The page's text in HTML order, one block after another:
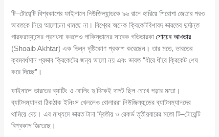
টি–টোয়েন্টি বিশ্বকাপের ফাইনালে নিউজিল্যান্ডকে ৯৬ রানে হারিয়ে শিরোপা জেতার পরও
ভারতকে নিয়ে আলোচনা থামছে না। বিশ্বের অনেক ক্রিকেটবিশারদ ভারতের দুর্দান্ত
পারফরম্যান্সের প্রশংসা করলেও পাকিস্তানের সাবেক গতিতারকাশোয়েব আখতার
(Shoaib Akhtar) এক ভিন্ন দৃষ্টিকোণ প্রকাশ করেছেন। তার মতে, ভারতের
ক্রমবর্ধমান প্রভাব ক্রিকেটের জন্য ভালো নয় এবং ভারত “ধীরে ধীরে ক্রিকেট শেষ
করে দিচ্ছে”।
ফাইনালে ভারতের ব্যাটিং ও বোলিং দু’দিকেই দাপট ছিল চোখে পড়ার মতো।
ব্যাটসম্যানরা ঠিকঠাক ইনিংস খেললেও বোলাররা নিউজিল্যান্ডের ব্যাটসম্যানদের
থামিয়ে দেয়। এর মাধ্যমে ভারত টানা দ্বিতীয় ও রেকর্ড তৃতীয়বারের মতো টি–টোয়েন্টি
বিশ্বকাপ জিতেছে।